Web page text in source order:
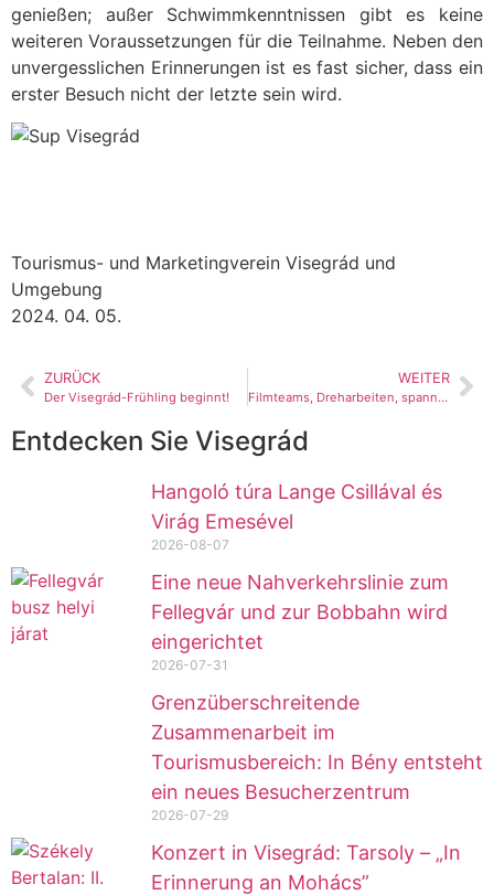
genießen; außer Schwimmkenntnissen gibt es keine
weiteren Voraussetzungen für die Teilnahme. Neben den
unvergesslichen Erinnerungen ist es fast sicher, dass ein
erster Besuch nicht der letzte sein wird.
Tourismus- und Marketingverein Visegrád und
Umgebung
2024. 04. 05.
ZURÜCK
Der Visegrád-Frühling beginnt!
WEITER
Filmteams, Dreharbeiten, spannende Kulissen in Visegrád
Entdecken Sie Visegrád
Hangoló túra Lange Csillával és
Virág Emesével
2026-08-07
Eine neue Nahverkehrslinie zum
Fellegvár und zur Bobbahn wird
eingerichtet
2026-07-31
Grenzüberschreitende
Zusammenarbeit im
Tourismusbereich: In Bény entsteht
ein neues Besucherzentrum
2026-07-29
Konzert in Visegrád: Tarsoly – „In
Erinnerung an Mohács”